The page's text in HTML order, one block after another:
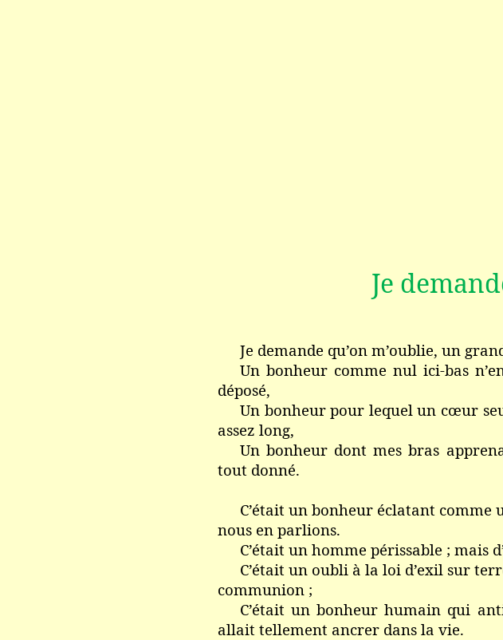
Je
Je demande qu’on m’oublie, un
Un bonheur comme nul ici-bas
déposé,
Un bonheur pour lequel un cœur
assez long,
Un bonheur dont mes bras
tout donné.
C’était un bonheur éclatant comme
nous en parlions.
C’était un homme périssable ; mais
C’était un oubli à la loi d’exil sur
communion ;
C’était un bonheur humain qui
allait tellement ancrer dans la vie.